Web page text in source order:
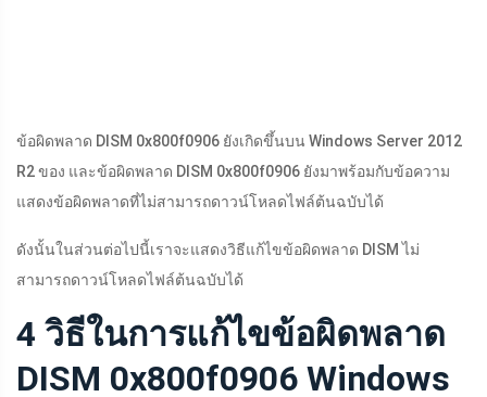
ข้อผิดพลาด DISM 0x800f0906 ยังเกิดขึ้นบน Windows Server 2012
R2 ของ และข้อผิดพลาด DISM 0x800f0906 ยังมาพร้อมกับข้อความ
แสดงข้อผิดพลาดที่ไม่สามารถดาวน์โหลดไฟล์ต้นฉบับได้
ดังนั้นในส่วนต่อไปนี้เราจะแสดงวิธีแก้ไขข้อผิดพลาด DISM ไม่
สามารถดาวน์โหลดไฟล์ต้นฉบับได้
4 วิธีในการแก้ไขข้อผิดพลาด
DISM 0x800f0906 Windows